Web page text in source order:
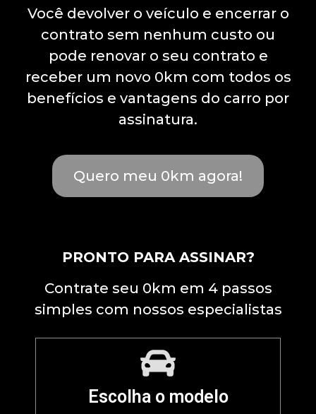
Você devolver o veículo e encerrar o
contrato sem nenhum custo ou
pode renovar o seu contrato e
receber um novo 0km com todos os
benefícios e vantagens do carro por
assinatura.
Quero meu 0km agora!
PRONTO PARA ASSINAR?
Contrate seu 0km em 4 passos
simples com nossos especialistas
Escolha o modelo